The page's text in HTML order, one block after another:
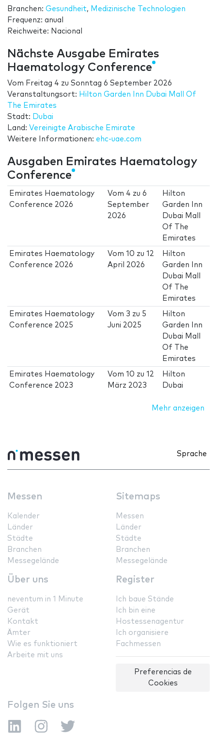
Branchen: Gesundheit, Medizinische Technologien
Frequenz: anual
Reichweite: Nacional
Nächste Ausgabe Emirates
Haematology Conference
Vom Freitag 4 zu Sonntag 6 September 2026
Veranstaltungsort: Hilton Garden Inn Dubai Mall Of
The Emirates
Stadt: Dubai
Land: Vereinigte Arabische Emirate
Weitere Informationen: ehc-uae.com
Ausgaben Emirates Haematology
Conference
Emirates Haematology
Conference 2026
Vom 4 zu6
September
2026
Hilton
Garden Inn
Dubai Mall
Of The
Emirates
Emirates Haematology
Conference 2026
Vom10 zu12
April 2026
Hilton
Garden Inn
Dubai Mall
Of The
Emirates
Emirates Haematology
Conference 2025
Vom 3 zu 5
Juni 2025
Hilton
Garden Inn
Dubai Mall
Of The
Emirates
Emirates Haematology
Conference 2023
Vom10 zu12
März 2023
Hilton
Dubai
Mehr anzeigen
Sprache
Messen
Kalender
Länder
Städte
Branchen
Messegelände
Sitemaps
Messen
Länder
Städte
Branchen
Messegelände
Über uns
neventum in 1 Minute
Gerät
Kontakt
Ämter
Wie es funktioniert
Arbeite mit uns
Register
Ich baue Stände
Ich bin eine
Hostessenagentur
Ich organisiere
Fachmessen
Preferencias de
Cookies
Folgen Sie uns